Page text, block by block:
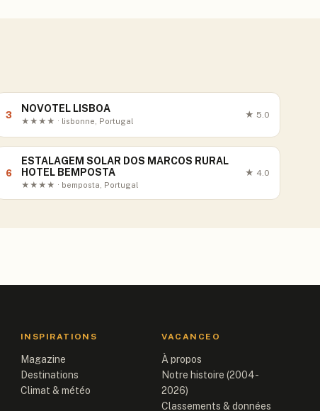
3
NOVOTEL LISBOA
★★★★ · lisbonne, Portugal
★ 5.0
6
ESTALAGEM SOLAR DOS MARCOS RURAL
HOTEL BEMPOSTA
★★★★ · bemposta, Portugal
★ 4.0
INSPIRATIONS
Magazine
Destinations
Climat & météo
VACANCEO
À propos
Notre histoire (2004-
2026)
Classements & données